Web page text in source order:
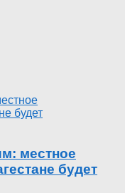
местное
будет